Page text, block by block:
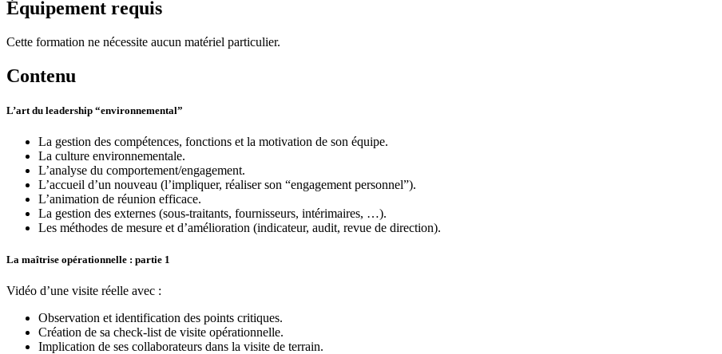
Équipement requis
Cette formation ne nécessite aucun matériel particulier.
Contenu
L’art du leadership “environnemental”
La gestion des compétences, fonctions et la motivation de son équipe.
La culture environnementale.
L’analyse du comportement/engagement.
L’accueil d’un nouveau (l’impliquer, réaliser son “engagement personnel”).
L’animation de réunion efficace.
La gestion des externes (sous-traitants, fournisseurs, intérimaires, …).
Les méthodes de mesure et d’amélioration (indicateur, audit, revue de direction).
La maîtrise opérationnelle : partie 1
Vidéo d’une visite réelle avec :
Observation et identification des points critiques.
Création de sa check-list de visite opérationnelle.
Implication de ses collaborateurs dans la visite de terrain.